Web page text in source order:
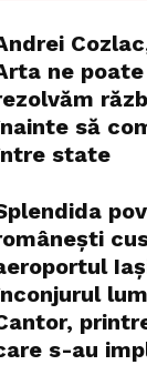
ne
să
state
s-au